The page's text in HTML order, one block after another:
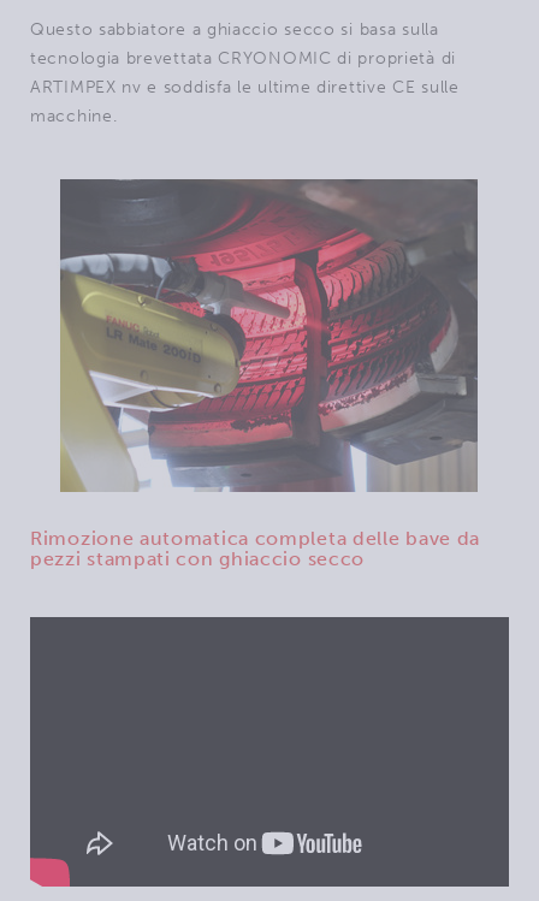
Questo sabbiatore a ghiaccio secco si basa sulla
tecnologia brevettata CRYONOMIC di proprietà di
ARTIMPEX nv e soddisfa le ultime direttive CE sulle
macchine.
Rimozione automatica completa delle bave da
pezzi stampati con ghiaccio secco